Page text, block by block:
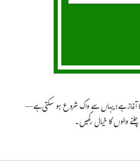
آغاز ہے؛ یہاں سے واک شروع ہو سکتی ہے—
والوں کا خیال رکھیں۔